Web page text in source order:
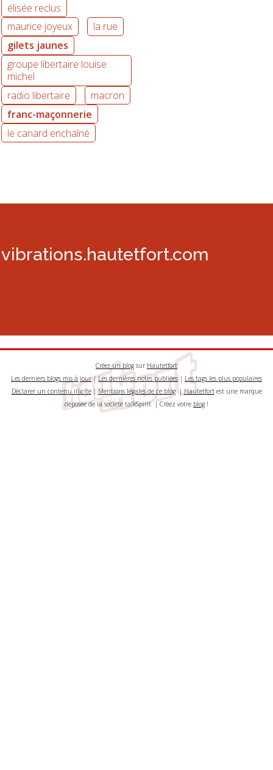
élisée reclus
maurice joyeux
la rue
gilets jaunes
groupe libertaire louise
michel
radio libertaire
macron
franc-maçonnerie
le canard enchaîné
vibrations.hautetfort.com
Créer un blog sur Hautetfort
Les derniers blogs mis à jour|Les dernières notes publiées | Les tags les plus populaires
Déclarer un contenu illicite| Mentions légales de ce blog|Hautetfortest une marque
déposée de la société talkSpirit | Créez votre blog !